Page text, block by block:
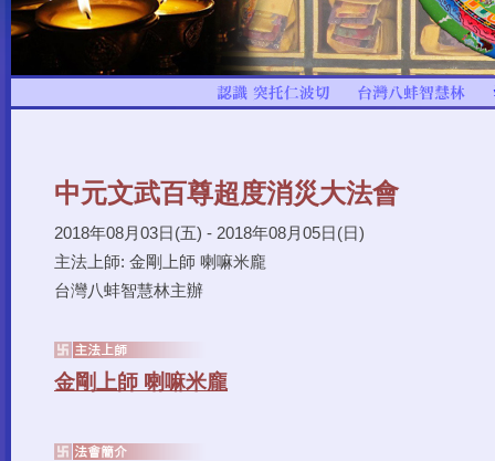
中元文武百尊超度消災大法會
2018年08月03日(五) - 2018年08月05日(日)
主法上師: 金剛上師 喇嘛米龐
台灣八蚌智慧林主辦